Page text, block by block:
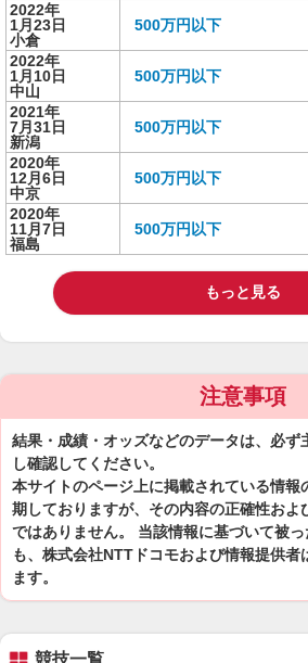
2022年
1月23日
小倉
500万円以下
2022年
1月10日
中山
500万円以下
2021年
7月31日
新潟
500万円以下
2020年
12月6日
中京
500万円以下
2020年
11月7日
福島
500万円以下
もっと見る
注意事項
結果・成績・オッズなどのデータは、必ず
し確認してください。
本サイトのページ上に掲載されている情報
期しておりますが、その内容の正確性およ
ではありません。 当該情報に基づいて被
も、株式会社NTTドコモおよび情報提供者
ます。
競技一覧